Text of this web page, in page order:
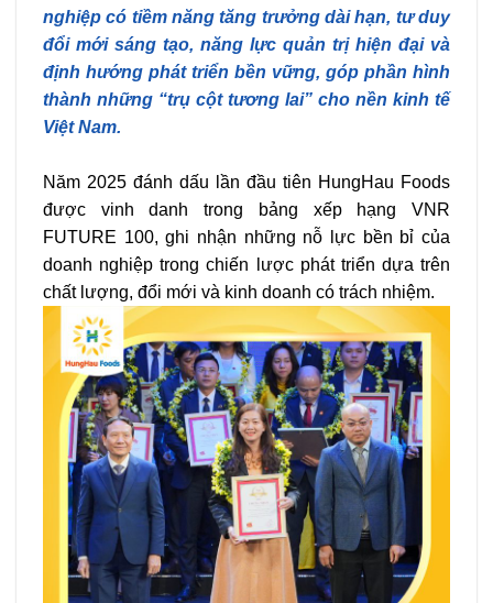
nghiệp có tiềm năng tăng trưởng dài hạn, tư duy
đổi mới sáng tạo, năng lực quản trị hiện đại và
định hướng phát triển bền vững, góp phần hình
thành những “trụ cột tương lai” cho nền kinh tế
Việt Nam.
Năm 2025 đánh dấu lần đầu tiên HungHau Foods
được vinh danh trong bảng xếp hạng VNR
FUTURE 100, ghi nhận những nỗ lực bền bỉ của
doanh nghiệp trong chiến lược phát triển dựa trên
chất lượng, đổi mới và kinh doanh có trách nhiệm.